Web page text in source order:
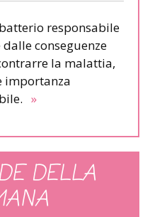
responsabile
conseguenze
la malattia,
importanza
»
DELLA